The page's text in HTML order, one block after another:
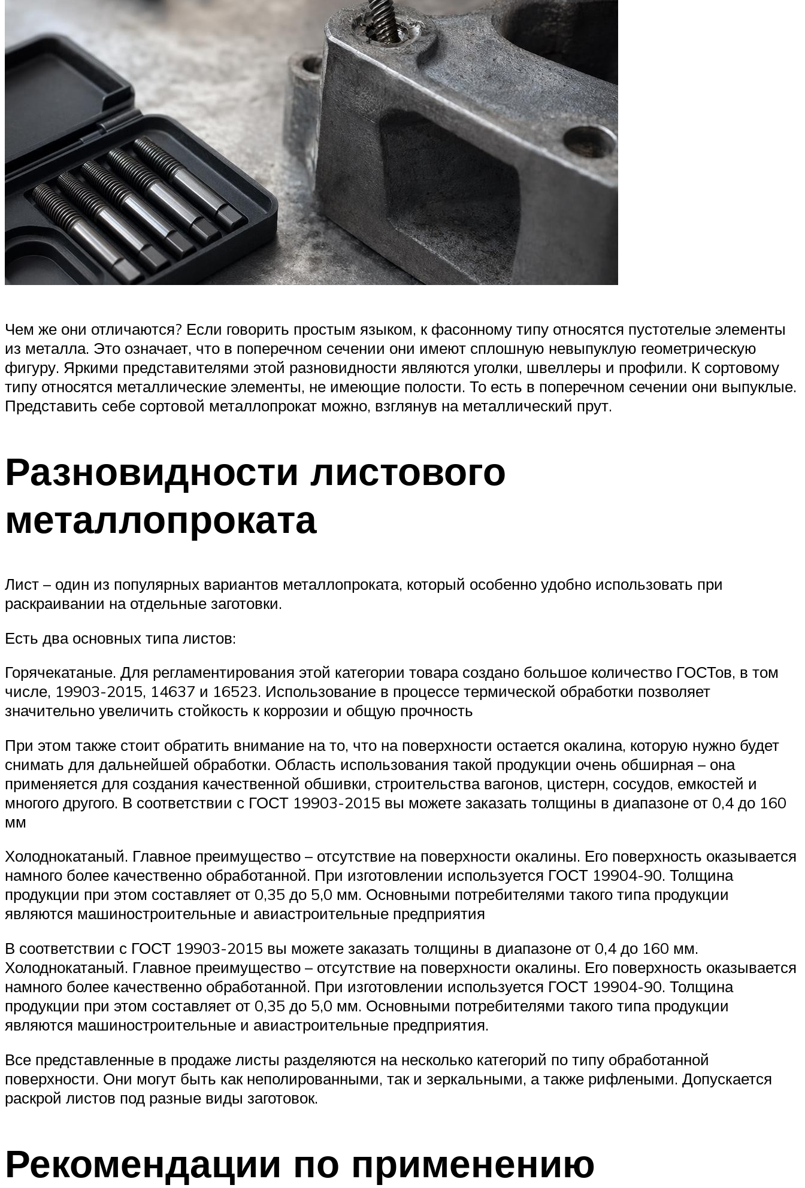
Чем же они отличаются? Если говорить простым языком, к фасонному типу относятся пустотелые элементы
из металла. Это означает, что в поперечном сечении они имеют сплошную невыпуклую геометрическую
фигуру. Яркими представителями этой разновидности являются уголки, швеллеры и профили. К сортовому
типу относятся металлические элементы, не имеющие полости. То есть в поперечном сечении они выпуклые.
Представить себе сортовой металлопрокат можно, взглянув на металлический прут.
Разновидности листового
металлопроката
Лист – один из популярных вариантов металлопроката, который особенно удобно использовать при
раскраивании на отдельные заготовки.
Есть два основных типа листов:
Горячекатаные. Для регламентирования этой категории товара создано большое количество ГОСТов, в том
числе, 19903-2015, 14637 и 16523. Использование в процессе термической обработки позволяет
значительно увеличить стойкость к коррозии и общую прочность
При этом также стоит обратить внимание на то, что на поверхности остается окалина, которую нужно будет
снимать для дальнейшей обработки. Область использования такой продукции очень обширная – она
применяется для создания качественной обшивки, строительства вагонов, цистерн, сосудов, емкостей и
многого другого. В соответствии с ГОСТ 19903-2015 вы можете заказать толщины в диапазоне от 0,4 до 160
мм
Холоднокатаный. Главное преимущество – отсутствие на поверхности окалины. Его поверхность оказывается
намного более качественно обработанной. При изготовлении используется ГОСТ 19904-90. Толщина
продукции при этом составляет от 0,35 до 5,0 мм. Основными потребителями такого типа продукции
являются машиностроительные и авиастроительные предприятия
В соответствии с ГОСТ 19903-2015 вы можете заказать толщины в диапазоне от 0,4 до 160 мм.
Холоднокатаный. Главное преимущество – отсутствие на поверхности окалины. Его поверхность оказывается
намного более качественно обработанной. При изготовлении используется ГОСТ 19904-90. Толщина
продукции при этом составляет от 0,35 до 5,0 мм. Основными потребителями такого типа продукции
являются машиностроительные и авиастроительные предприятия.
Все представленные в продаже листы разделяются на несколько категорий по типу обработанной
поверхности. Они могут быть как неполированными, так и зеркальными, а также рифлеными. Допускается
раскрой листов под разные виды заготовок.
Рекомендации по применению